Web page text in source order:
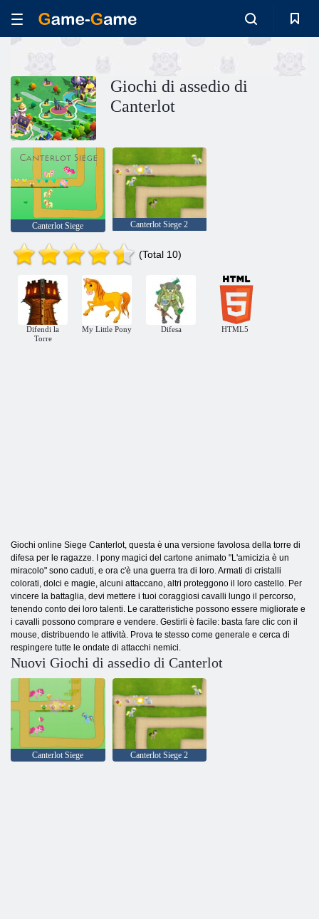
Giochi di assedio di
Canterlot
Canterlot Siege Canterlot Siege 2
(Total 10)
Difendi la
Torre
My Little Pony Difesa HTML5
Giochi online Siege Canterlot, questa è una versione favolosa della torre di
difesa per le ragazze. I pony magici del cartone animato "L'amicizia è un
miracolo" sono caduti, e ora c'è una guerra tra di loro. Armati di cristalli
colorati, dolci e magie, alcuni attaccano, altri proteggono il loro castello. Per
vincere la battaglia, devi mettere i tuoi coraggiosi cavalli lungo il percorso,
tenendo conto dei loro talenti. Le caratteristiche possono essere migliorate e
i cavalli possono comprare e vendere. Gestirli è facile: basta fare clic con il
mouse, distribuendo le attività. Prova te stesso come generale e cerca di
respingere tutte le ondate di attacchi nemici.
Nuovi Giochi di assedio di Canterlot
Canterlot Siege Canterlot Siege 2